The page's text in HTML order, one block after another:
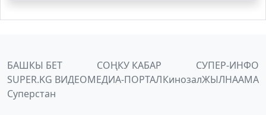
БАШКЫ БЕТ СОҢКУ КАБАР
СУПЕР-ИНФО
SUPER.KG ВИДЕОМЕДИА-ПОРТАЛКинозалЖЫЛНААМА
Суперстан